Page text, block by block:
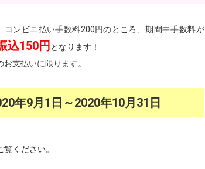
ンビニ払い手数料200円のところ、期間中手数料が
込150円 となります！
お支払いに限ります。
年9月1日～2020年10月31日
ください。